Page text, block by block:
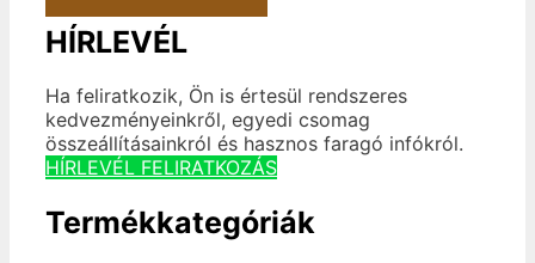
HÍRLEVÉL
Ha feliratkozik, Ön is értesül rendszeres
kedvezményeinkről, egyedi csomag
összeállításainkról és hasznos faragó infókról.
HÍRLEVÉL FELIRATKOZÁS
Termékkategóriák